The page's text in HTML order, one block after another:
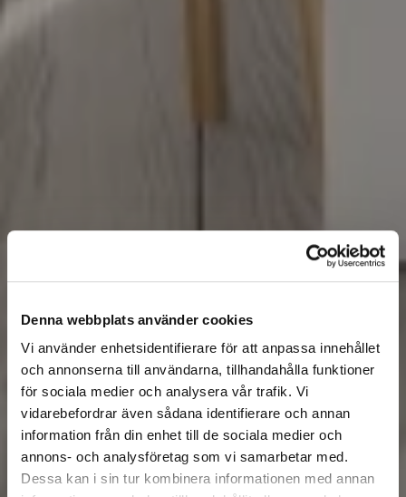
Denna webbplats använder cookies
Vi använder enhetsidentifierare för att anpassa innehållet
och annonserna till användarna, tillhandahålla funktioner
för sociala medier och analysera vår trafik. Vi
vidarebefordrar även sådana identifierare och annan
information från din enhet till de sociala medier och
annons- och analysföretag som vi samarbetar med.
Dessa kan i sin tur kombinera informationen med annan